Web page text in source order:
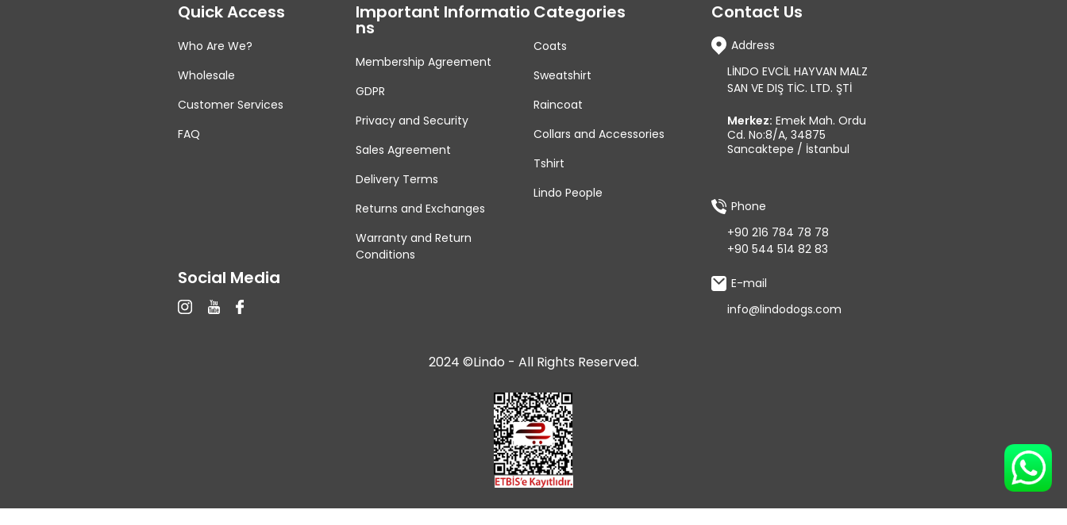
Quick Access
Who Are We?
Wholesale
Customer Services
FAQ
Important Informatio
Ns
Membership Agreement
GDPR
Privacy and Security
Sales Agreement
Delivery Terms
Returns and Exchanges
Warranty and Return
Conditions
Categories
Coats
Sweatshirt
Raincoat
Collars and Accessories
Tshirt
Lindo People
Social Media
Contact Us
Address
LİNDO EVCİL HAYVAN MALZ
SAN VE DIŞ TİC. LTD. ŞTİ
Merkez: Emek Mah. Ordu
Cd. No:8/A, 34875
Sancaktepe / İstanbul
Phone
+90 216 784 78 78
+90 544 514 82 83
E-mail
info@lindodogs.com
2024 ©Lindo - All Rights Reserved.